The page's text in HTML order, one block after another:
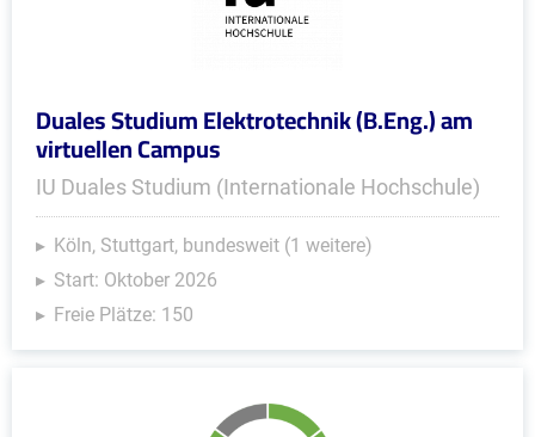
Duales Studium Elektrotechnik (B.Eng.) am
virtuellen Campus
IU Duales Studium (Internationale Hochschule)
Köln, Stuttgart, bundesweit (1 weitere)
Start: Oktober 2026
Freie Plätze: 150